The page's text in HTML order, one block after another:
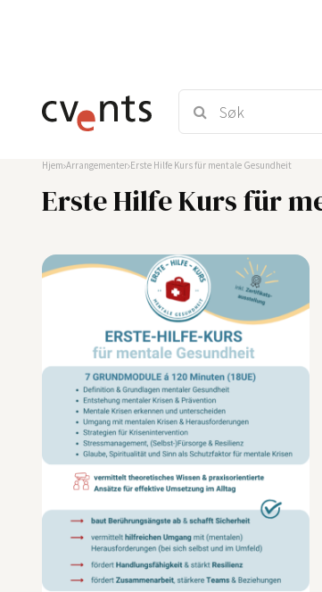
Hjem Arrangementer Erste Hilfe Kurs für mentale Gesundheit
Erste Hilfe Kurs für